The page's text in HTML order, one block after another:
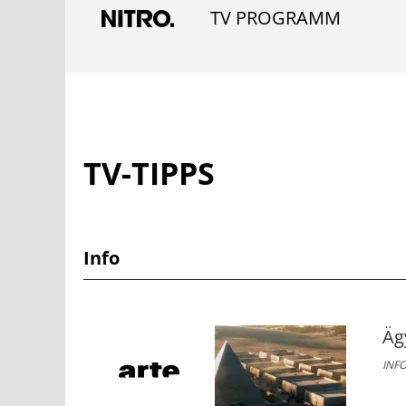
TV PROGRAMM
TV-TIPPS
Info